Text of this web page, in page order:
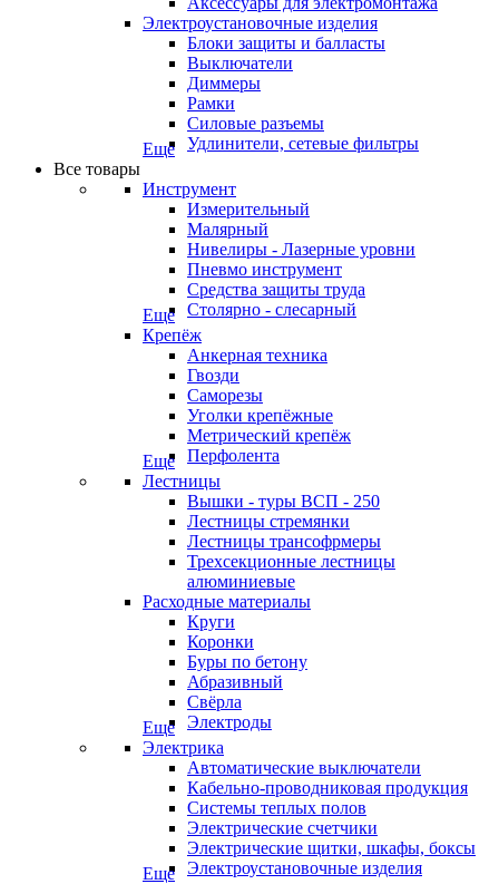
Электроустановочные изделия
Блоки защиты и балласты
Выключатели
Диммеры
Рамки
Силовые разъемы
Удлинители, сетевые фильтры
Еще
Все товары
Инструмент
Измерительный
Малярный
Нивелиры - Лазерные уровни
Пневмо инструмент
Средства защиты труда
Столярно - слесарный
Еще
Крепёж
Анкерная техника
Гвозди
Саморезы
Уголки крепёжные
Метрический крепёж
Перфолента
Еще
Лестницы
Вышки - туры ВСП - 250
Лестницы стремянки
Лестницы трансофрмеры
Трехсекционные лестницы
алюминиевые
Расходные материалы
Круги
Коронки
Буры по бетону
Абразивный
Свёрла
Электроды
Еще
Электрика
Автоматические выключатели
Кабельно-проводниковая продукция
Системы теплых полов
Электрические счетчики
Электрические щитки, шкафы, боксы
Электроустановочные изделия
Еще